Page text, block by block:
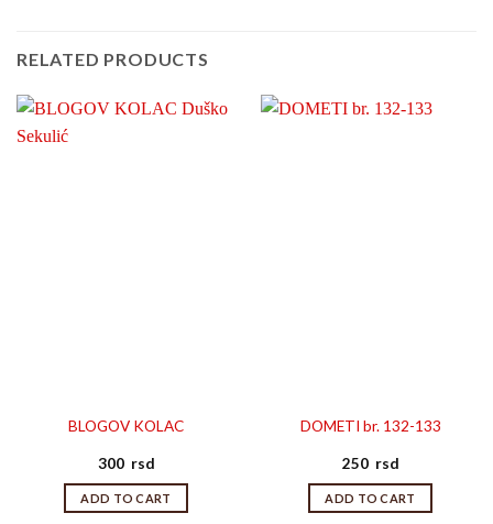
RELATED PRODUCTS
BLOGOV KOLAC
300 rsd
ADD TO CART
DOMETI br. 132-133
250 rsd
ADD TO CART